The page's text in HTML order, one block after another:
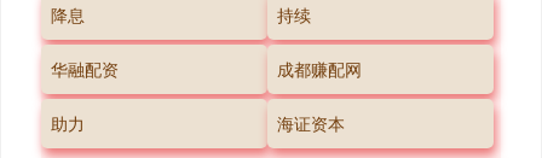
降息 持续
华融配资 成都赚配网
助力 海证资本